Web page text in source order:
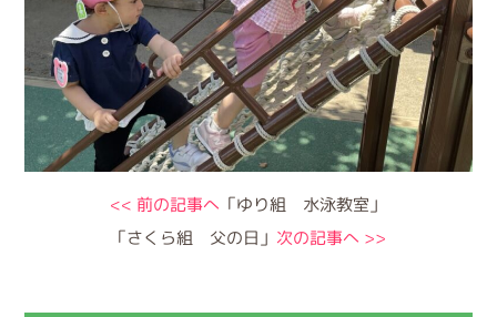
<< 前の記事へ 「ゆり組 水泳教室」
「さくら組 父の日」 次の記事へ >>